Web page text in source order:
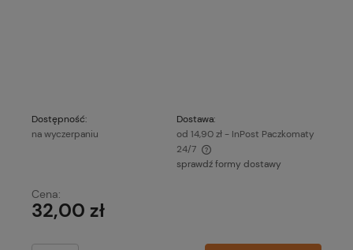
Dostępność:
na wyczerpaniu
Dostawa:
od 14,90 zł - InPost Paczkomaty
24/7
Cena nie zawiera ewentualnych kosztów płatności
sprawdź formy dostawy
Cena:
32,00 zł